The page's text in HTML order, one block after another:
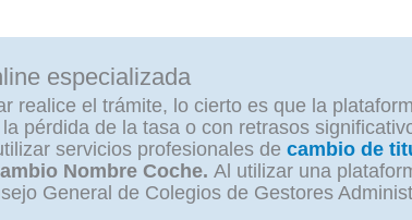
especializada
realice el trámite, lo cierto es que la
pérdida de la tasa o con retrasos
servicios profesionales de cambio de
Nombre Coche. Al utilizar una
General de Colegios de Gestores